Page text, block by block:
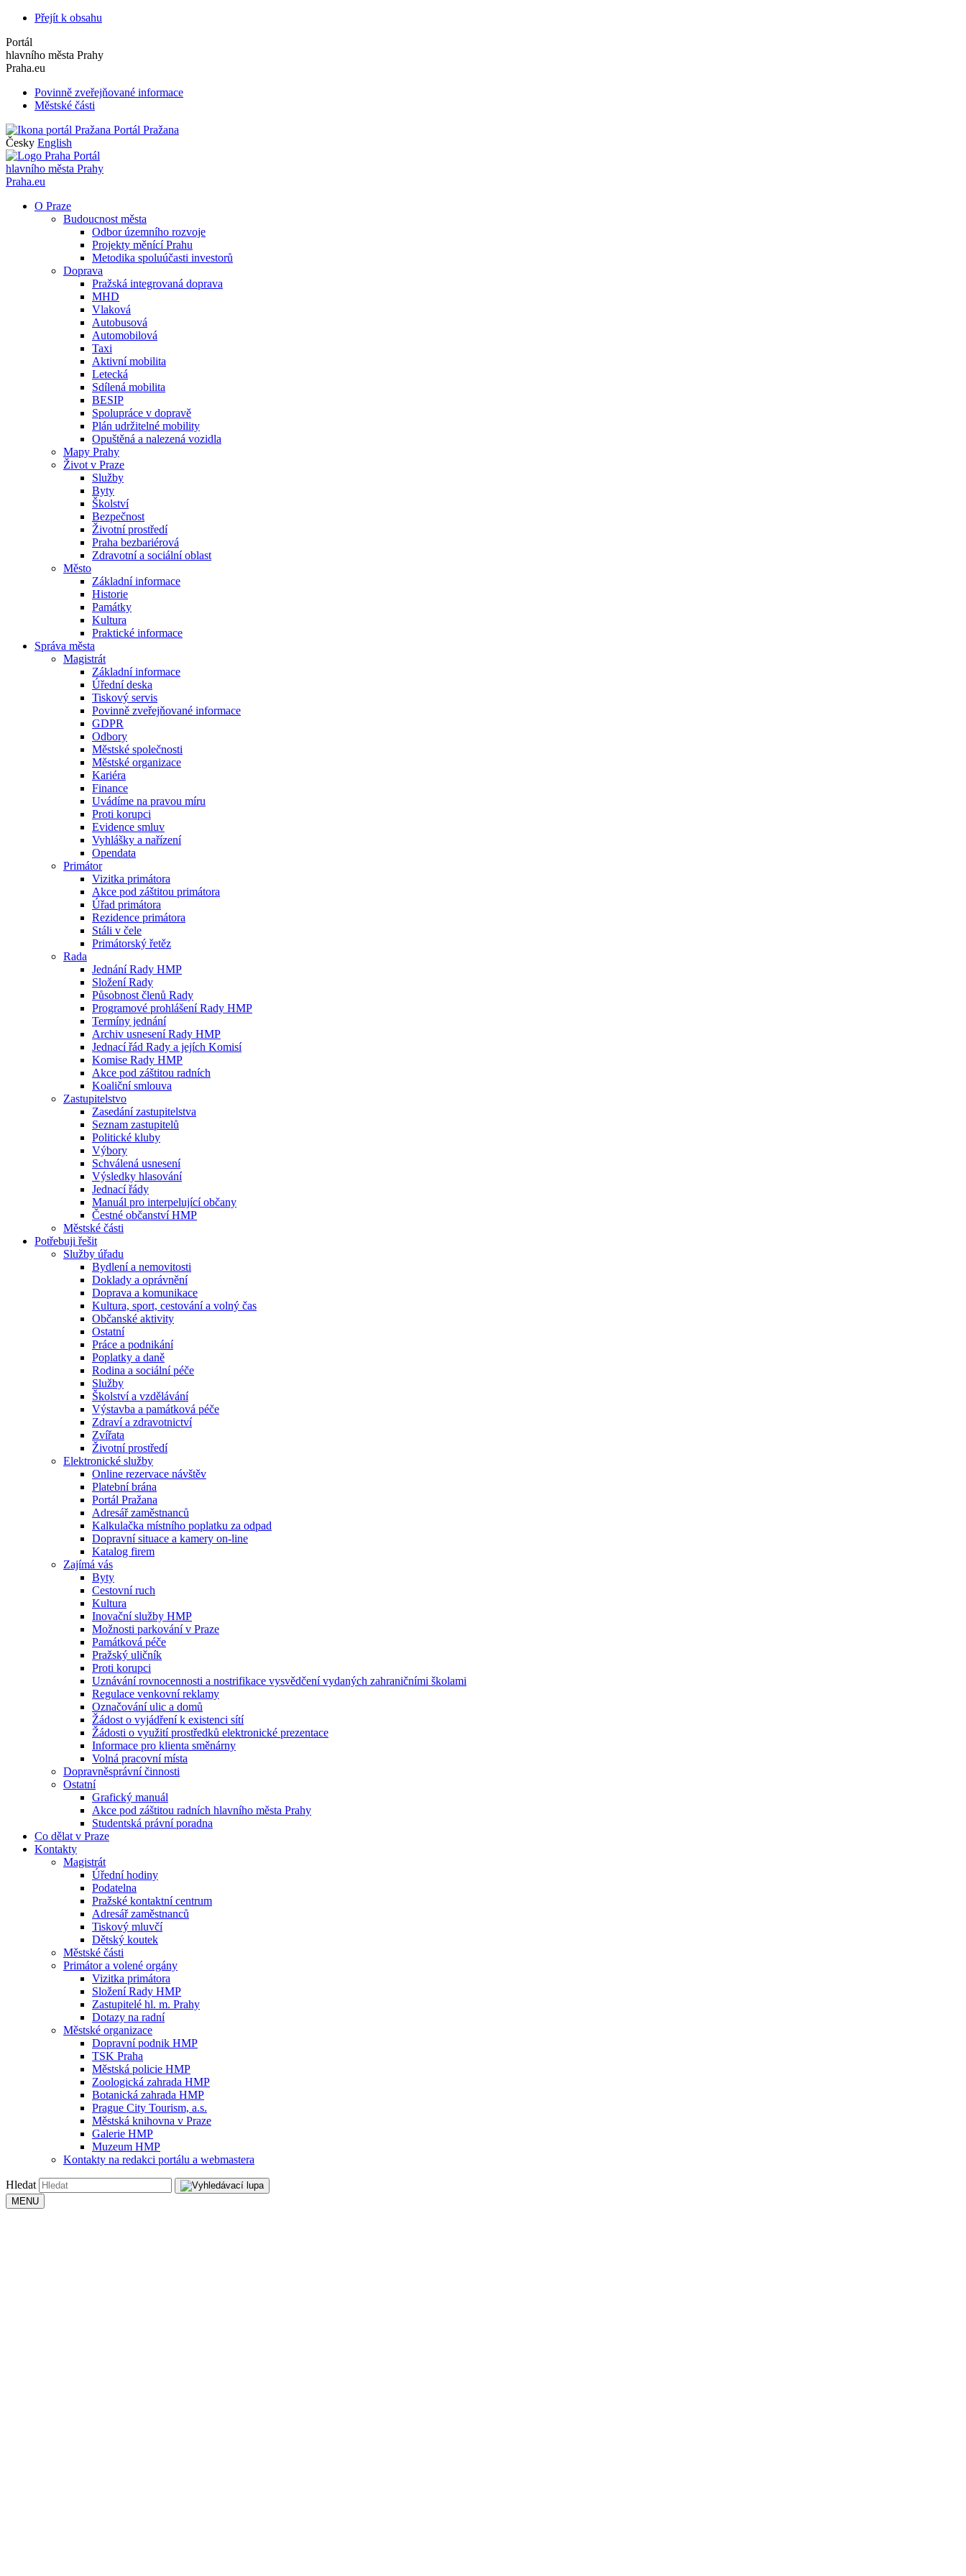
Přejít k obsahu
Portál
hlavního města Prahy
Praha.eu
Povinně zveřejňované informace
Městské části
Portál Pražana
Česky English
Portál
hlavního města Prahy
Praha.eu
O Praze
Budoucnost města
Odbor územního rozvoje
Projekty měnící Prahu
Metodika spoluúčasti investorů
Doprava
Pražská integrovaná doprava
MHD
Vlaková
Autobusová
Automobilová
Taxi
Aktivní mobilita
Letecká
Sdílená mobilita
BESIP
Spolupráce v dopravě
Plán udržitelné mobility
Opuštěná a nalezená vozidla
Mapy Prahy
Život v Praze
Služby
Byty
Školství
Bezpečnost
Životní prostředí
Praha bezbariérová
Zdravotní a sociální oblast
Město
Základní informace
Historie
Památky
Kultura
Praktické informace
Správa města
Magistrát
Základní informace
Úřední deska
Tiskový servis
Povinně zveřejňované informace
GDPR
Odbory
Městské společnosti
Městské organizace
Kariéra
Finance
Uvádíme na pravou míru
Proti korupci
Evidence smluv
Vyhlášky a nařízení
Opendata
Primátor
Vizitka primátora
Akce pod záštitou primátora
Úřad primátora
Rezidence primátora
Stáli v čele
Primátorský řetěz
Rada
Jednání Rady HMP
Složení Rady
Působnost členů Rady
Programové prohlášení Rady HMP
Termíny jednání
Archiv usnesení Rady HMP
Jednací řád Rady a jejích Komisí
Komise Rady HMP
Akce pod záštitou radních
Koaliční smlouva
Zastupitelstvo
Zasedání zastupitelstva
Seznam zastupitelů
Politické kluby
Výbory
Schválená usnesení
Výsledky hlasování
Jednací řády
Manuál pro interpelující občany
Čestné občanství HMP
Městské části
Potřebuji řešit
Služby úřadu
Bydlení a nemovitosti
Doklady a oprávnění
Doprava a komunikace
Kultura, sport, cestování a volný čas
Občanské aktivity
Ostatní
Práce a podnikání
Poplatky a daně
Rodina a sociální péče
Služby
Školství a vzdělávání
Výstavba a památková péče
Zdraví a zdravotnictví
Zvířata
Životní prostředí
Elektronické služby
Online rezervace návštěv
Platební brána
Portál Pražana
Adresář zaměstnanců
Kalkulačka místního poplatku za odpad
Dopravní situace a kamery on-line
Katalog firem
Zajímá vás
Byty
Cestovní ruch
Kultura
Inovační služby HMP
Možnosti parkování v Praze
Památková péče
Pražský uličník
Proti korupci
Uznávání rovnocennosti a nostrifikace vysvědčení vydaných zahraničními školami
Regulace venkovní reklamy
Označování ulic a domů
Žádost o vyjádření k existenci sítí
Žádosti o využití prostředků elektronické prezentace
Informace pro klienta směnárny
Volná pracovní místa
Dopravněsprávní činnosti
Ostatní
Grafický manuál
Akce pod záštitou radních hlavního města Prahy
Studentská právní poradna
Co dělat v Praze
Kontakty
Magistrát
Úřední hodiny
Podatelna
Pražské kontaktní centrum
Adresář zaměstnanců
Tiskový mluvčí
Dětský koutek
Městské části
Primátor a volené orgány
Vizitka primátora
Složení Rady HMP
Zastupitelé hl. m. Prahy
Dotazy na radní
Městské organizace
Dopravní podnik HMP
TSK Praha
Městská policie HMP
Zoologická zahrada HMP
Botanická zahrada HMP
Prague City Tourism, a.s.
Městská knihovna v Praze
Galerie HMP
Muzeum HMP
Kontakty na redakci portálu a webmastera
Hledat
MENU